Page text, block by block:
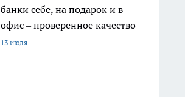
банки себе, на подарок и в
офис – проверенное качество
13 июля